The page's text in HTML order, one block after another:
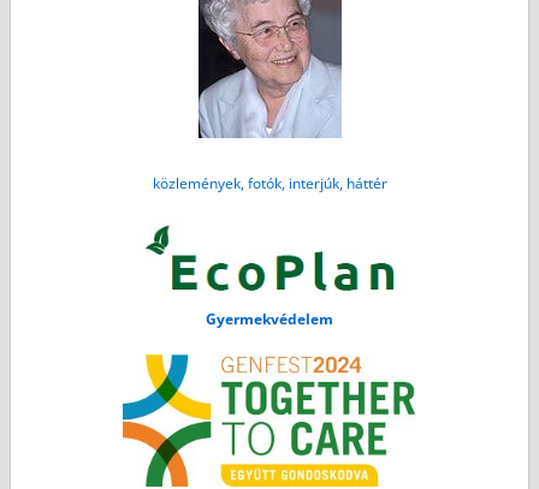
közlemények, fotók, interjúk, háttér
Gyermekvédelem